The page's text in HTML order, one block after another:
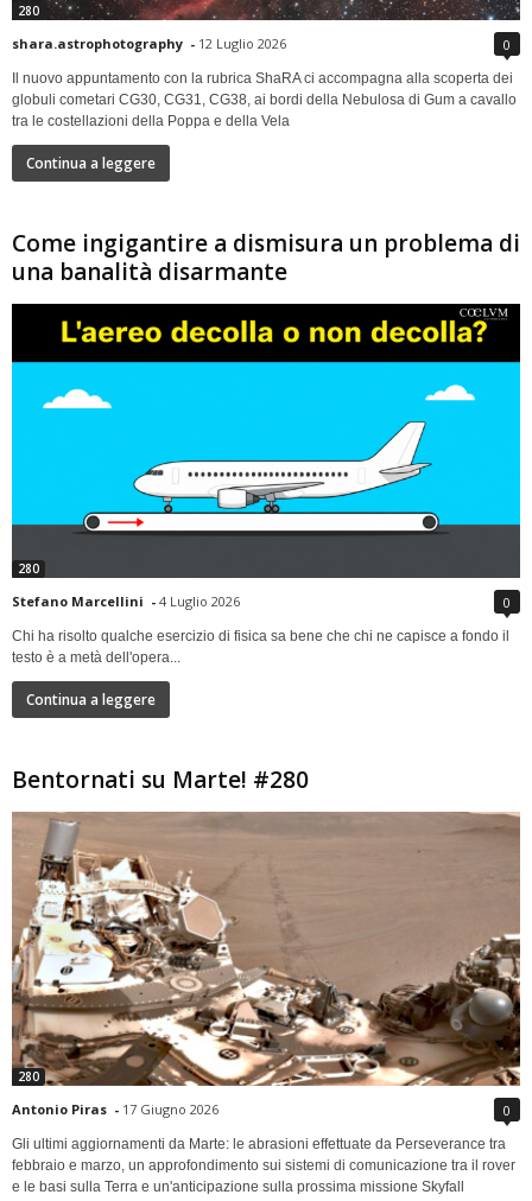
280
shara.astrophotography - 12 Luglio 2026 0
Il nuovo appuntamento con la rubrica ShaRA ci accompagna alla scoperta dei
globuli cometari CG30, CG31, CG38, ai bordi della Nebulosa di Gum a cavallo
tra le costellazioni della Poppa e della Vela
Continua a leggere
Come ingigantire a dismisura un problema di
una banalità disarmante
280
Stefano Marcellini - 4 Luglio 2026 0
Chi ha risolto qualche esercizio di fisica sa bene che chi ne capisce a fondo il
testo è a metà dell'opera...
Continua a leggere
Bentornati su Marte! #280
280
Antonio Piras - 17 Giugno 2026 0
Gli ultimi aggiornamenti da Marte: le abrasioni effettuate da Perseverance tra
febbraio e marzo, un approfondimento sui sistemi di comunicazione tra il rover
e le basi sulla Terra e un'anticipazione sulla prossima missione Skyfall